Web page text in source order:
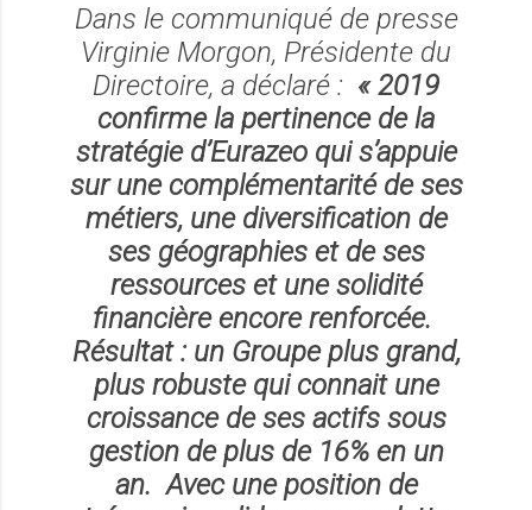
Dans le communiqué de presse
Virginie Morgon, Présidente du
Directoire, a déclaré : « 2019
confirme la pertinence de la
stratégie d’Eurazeo qui s’appuie
sur une complémentarité de ses
métiers, une diversification de
ses géographies et de ses
ressources et une solidité
financière encore renforcée.
Résultat : un Groupe plus grand,
plus robuste qui connait une
croissance de ses actifs sous
gestion de plus de 16% en un
an. Avec une position de